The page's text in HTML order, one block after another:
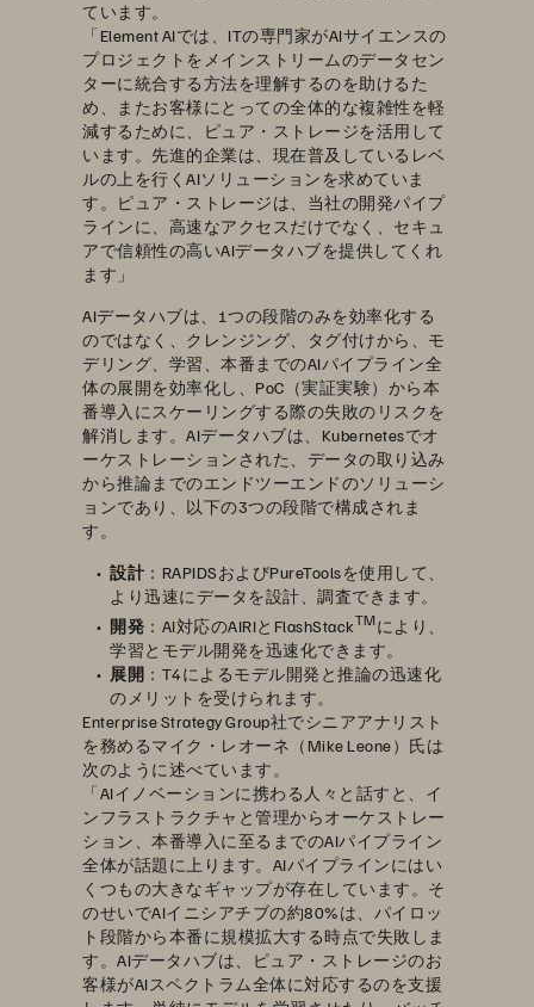
ています。
「Element AIでは、ITの専門家がAIサイエンスの
プロジェクトをメインストリームのデータセン
ターに統合する方法を理解するのを助けるた
め、またお客様にとっての全体的な複雑性を軽
減するために、ピュア・ストレージを活用して
います。先進的企業は、現在普及しているレベ
ルの上を行くAIソリューションを求めていま
す。ピュア・ストレージは、当社の開発パイプ
ラインに、高速なアクセスだけでなく、セキュ
アで信頼性の高いAIデータハブを提供してくれ
ます」
AIデータハブは、1つの段階のみを効率化する
のではなく、クレンジング、タグ付けから、モ
デリング、学習、本番までのAIパイプライン全
体の展開を効率化し、PoC（実証実験）から本
番導入にスケーリングする際の失敗のリスクを
解消します。AIデータハブは、Kubernetesでオ
ーケストレーションされた、データの取り込み
から推論までのエンドツーエンドのソリューシ
ョンであり、以下の3つの段階で構成されま
す。
設計 ：RAPIDSおよびPureToolsを使用して、
より迅速にデータを設計、調査できます。
開発 ：AI対応のAIRIとFlashStackTMにより、
学習とモデル開発を迅速化できます。
展開 ：T4によるモデル開発と推論の迅速化
のメリットを受けられます。
Enterprise Strategy Group社でシニアアナリスト
を務めるマイク・レオーネ（Mike Leone）氏は
次のように述べています。
「AIイノベーションに携わる人々と話すと、イ
ンフラストラクチャと管理からオーケストレー
ション、本番導入に至るまでのAIパイプライン
全体が話題に上ります。AIパイプラインにはい
くつもの大きなギャップが存在しています。そ
のせいでAIイニシアチブの約80%は、パイロッ
ト段階から本番に規模拡大する時点で失敗しま
す。AIデータハブは、ピュア・ストレージのお
客様がAIスペクトラム全体に対応するのを支援